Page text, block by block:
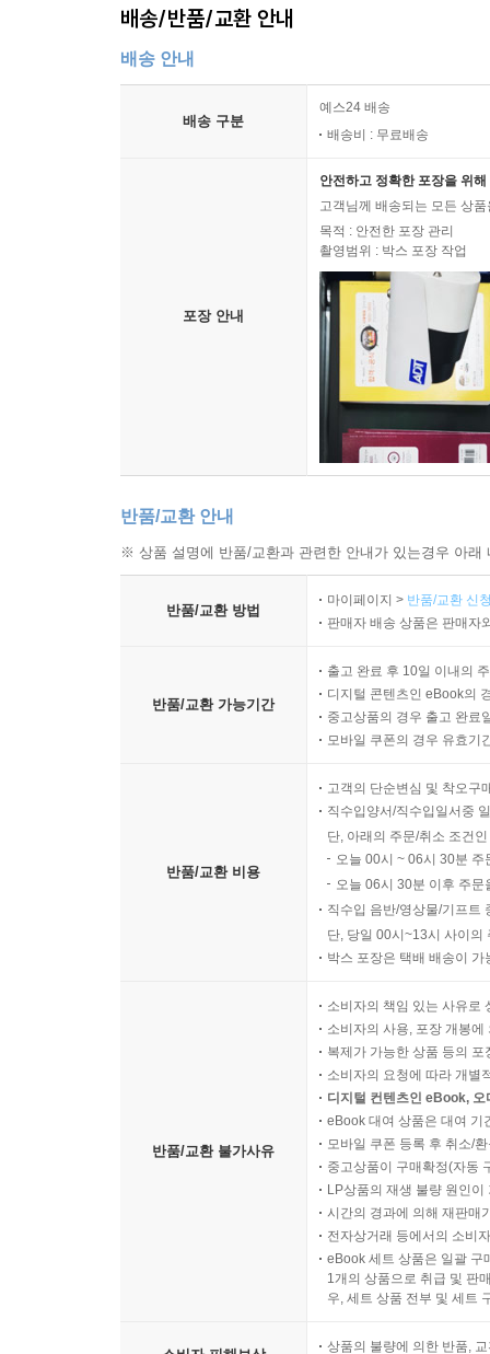
배송/반품/교환 안내
배송 안내
배송 구분
예스24 배송
배송비 : 무료배송
포장 안내
안전하고 정확한 포장을 위
고객님께 배송되는 모든 상
목적 : 안전한 포장 관리
촬영범위 : 박스 포장 작업
반품/교환 안내
※ 상품 설명에 반품/교환과 관련한 안내가 있는경우 아
반품/교환 방법
마이페이지 > 반품/교환 신
판매자 배송 상품은 판매자
반품/교환 가능기간
출고 완료 후 10일 이내의
디지털 콘텐츠인 eBook의
중고상품의 경우 출고 완료
모바일 쿠폰의 경우 유효기
반품/교환 비용
고객의 단순변심 및 착오구
직수입양서/직수입일서중
단, 아래의 주문/취소 조건
오늘 00시 ~ 06시 30분
오늘 06시 30분 이후 주
직수입 음반/영상물/기프트
단, 당일 00시~13시 사이의
박스 포장은 택배 배송이
반품/교환 불가사유
소비자의 책임 있는 사유로
소비자의 사용, 포장 개봉
복제가 가능한 상품 등의
소비자의 요청에 따라 개별
디지털 컨텐츠인 eBook,
eBook 대여 상품은 대여 기
모바일 쿠폰 등록 후 취소/
중고상품이 구매확정(자동
LP상품의 재생 불량 원인
시간의 경과에 의해 재판매
전자상거래 등에서의 소비
eBook 세트 상품은 일괄 구
1개의 상품으로 취급 및 판
우, 세트 상품 전부 및 세트
상품의 불량에 의한 반품,